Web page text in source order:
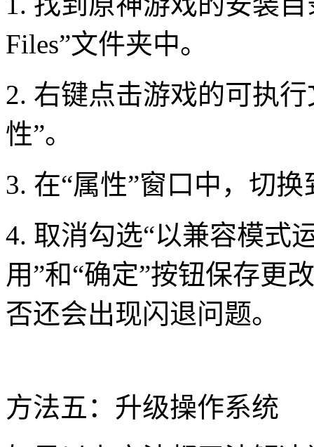
Files”文件夹中。
2. 右键点击游戏的可执
性”。
3. 在“属性”窗口中，切
4. 取消勾选“以兼容模式
用”和“确定”按钮保存更
否还会出现闪退问题。
方法五：升级操作系统